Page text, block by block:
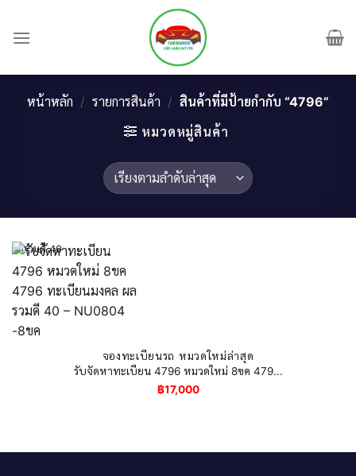
content
หน้าหลัก / รายการสินค้า / สินค้าที่มีป้ายกำกับ “4796”
หมวดหมู่สินค้า
ผลรวมดี 40
จองทะเบียนรถ หมวดใหม่ล่าสุด
รับจัดหาทะเบียน 4796 หมวดใหม่ 8ขค 479...
฿17,000